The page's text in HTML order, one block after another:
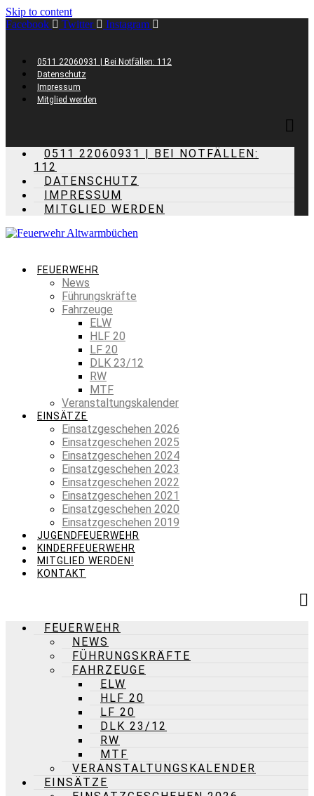
Skip to content
Facebook
Twitter Instagram
0511 22060931 | Bei Notfällen: 112
Datenschutz
Impressum
Mitglied werden
0511 22060931 | BEI NOTFÄLLEN:
112
DATENSCHUTZ
IMPRESSUM
MITGLIED WERDEN
FEUERWEHR
News
Führungskräfte
Fahrzeuge
ELW
HLF 20
LF 20
DLK 23/12
RW
MTF
Veranstaltungskalender
EINSÄTZE
Einsatzgeschehen 2026
Einsatzgeschehen 2025
Einsatzgeschehen 2024
Einsatzgeschehen 2023
Einsatzgeschehen 2022
Einsatzgeschehen 2021
Einsatzgeschehen 2020
Einsatzgeschehen 2019
JUGENDFEUERWEHR
KINDERFEUERWEHR
MITGLIED WERDEN!
KONTAKT
FEUERWEHR
NEWS
FÜHRUNGSKRÄFTE
FAHRZEUGE
ELW
HLF 20
LF 20
DLK 23/12
RW
MTF
VERANSTALTUNGSKALENDER
EINSÄTZE